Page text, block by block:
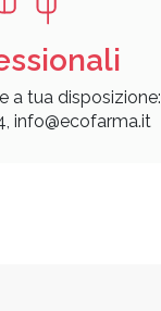
a tua disposizione:
info@ecofarma.it